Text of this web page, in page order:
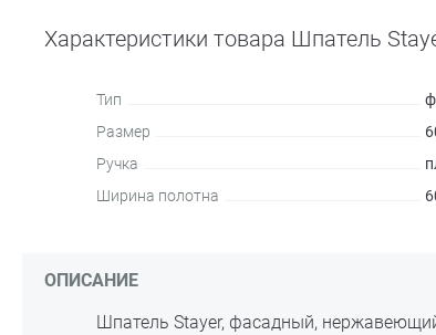
Характеристики товара Шпатель
Тип
Размер
Ручка
Ширина полотна
ОПИСАНИЕ
Шпатель Stayer, фасадный,